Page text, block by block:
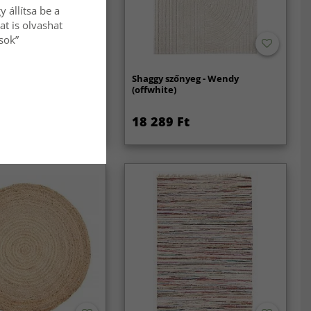
Shaggy szőnyeg - Wendy
(offwhite)
18 289 Ft
állítsa be a
is olvashat